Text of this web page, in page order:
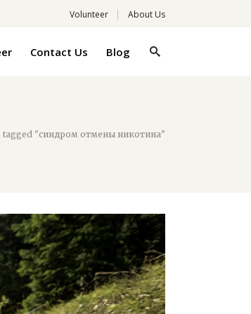
Volunteer About Us
Contact Us Blog
tagged "синдром отмены никотина"